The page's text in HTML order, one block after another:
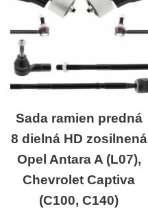
Sada ramien predná
8 dielná HD zosilnená
Opel Antara A (L07),
Chevrolet Captiva
(C100, C140)